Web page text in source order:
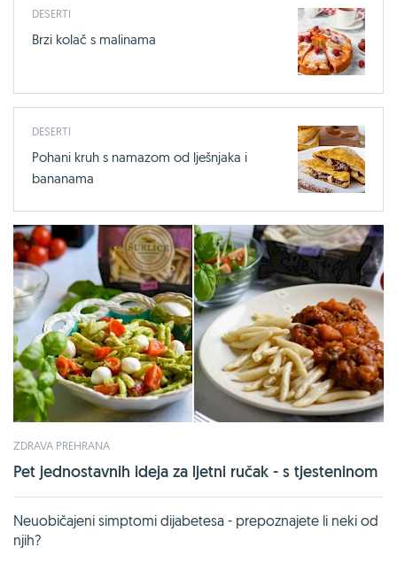
DESERTI
Brzi kolač s malinama
DESERTI
Pohani kruh s namazom od lješnjaka i
bananama
ZDRAVA PREHRANA
Pet jednostavnih ideja za ljetni ručak - s tjesteninom
Neuobičajeni simptomi dijabetesa - prepoznajete li neki od
njih?